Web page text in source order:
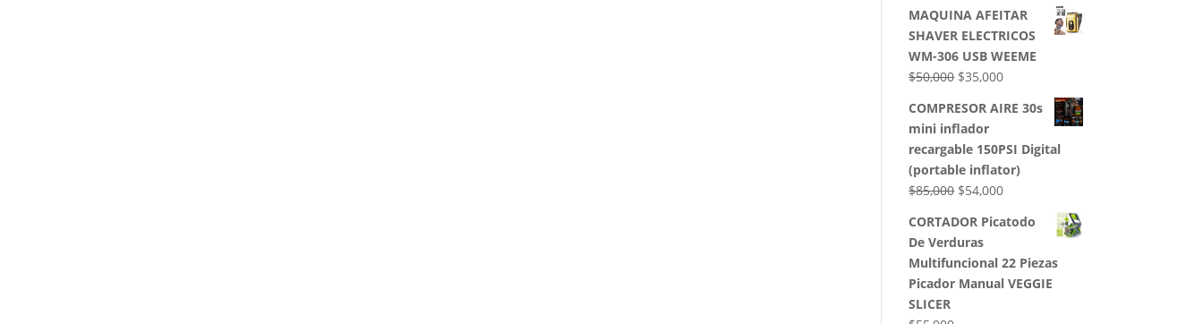
original
era:
$32,500.
actual
es:
$28,000.
MAQUINA AFEITAR
SHAVER ELECTRICOS
WM-306 USB WEEME
$50,000 El
original
era:
$50,000.
$35,000El
actual
$35,000.
COMPRESOR AIRE 30s
mini inflador
recargable 150PSI Digital
(portable inflator)
$85,000 El
original
era:
$85,000.
$54,000El
actual
$54,000.
CORTADOR Picatodo
De Verduras
Multifuncional 22 Piezas
Picador Manual VEGGIE
SLICER